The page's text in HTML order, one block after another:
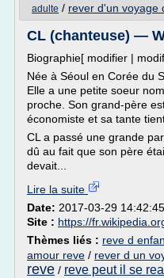
adulte / rever d'un voyage
CL (chanteuse) —
Biographie[ modifier |
Née à Séoul en Corée du
Elle a une petite soeur
proche. Son grand-père
économiste et sa tante
CL a passé une grande
dû au fait que son père
devait...
Lire la suite
Date: 2017-03-29 14:42:45
Site : https://
Thèmes liés : reve d
amour reve / rever d un
reve / reve peut il se